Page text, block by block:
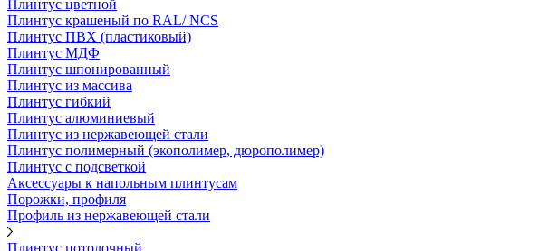
Плинтус цветной
Плинтус крашеный по RAL/ NCS
Плинтус ПВХ (пластиковый)
Плинтус МДФ
Плинтус шпонированный
Плинтус из массива
Плинтус гибкий
Плинтус алюминиевый
Плинтус из нержавеющей стали
Плинтус полимерный (экополимер, дюрополимер)
Плинтус с подсветкой
Аксессуары к напольным плинтусам
Порожки, профиля
Профиль из нержавеющей стали
Плинтус потолочный